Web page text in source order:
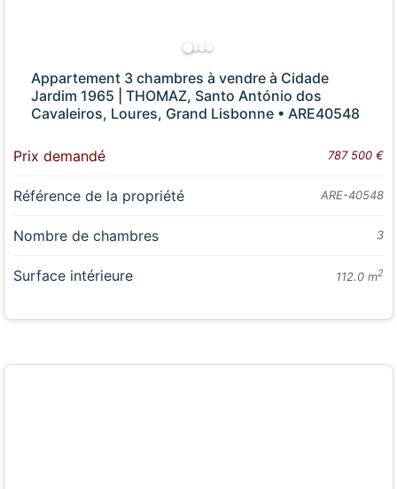
Appartement 3 chambres à vendre à Cidade
Jardim 1965 | THOMAZ, Santo António dos
Cavaleiros, Loures, Grand Lisbonne • ARE40548
Prix demandé 787 500 €
Référence de la propriété ARE-40548
Nombre de chambres 3
Surface intérieure 112.0 m2